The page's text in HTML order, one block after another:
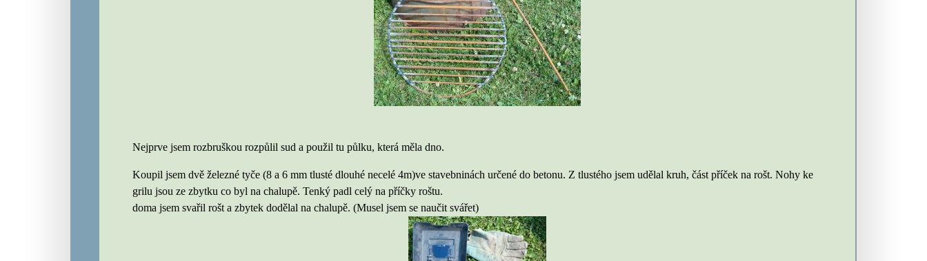
Nejprve jsem rozbruškou rozpůlil sud a použil tu půlku, která měla dno.
Koupil jsem dvě železné tyče (8 a 6 mm tlusté dlouhé necelé 4m)ve stavebninách určené do betonu. Z tlustého jsem udělal kruh, část příček na rošt. Nohy ke
grilu jsou ze zbytku co byl na chalupě. Tenký padl celý na příčky roštu.
doma jsem svařil rošt a zbytek dodělal na chalupě. (Musel jsem se naučit svářet)